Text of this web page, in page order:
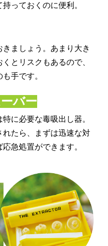
っておくのに便利。
ましょう。あまり大き
とリスクもあるので、
手です。
バー
に必要な毒吸出し器。
たら、まずは迅速な対
急処置ができます。